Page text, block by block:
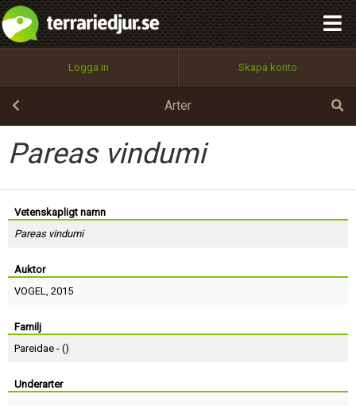
Logga in Skapa konto
Arter
Pareas vindumi
Vetenskapligt namn
Pareas vindumi
Auktor
VOGEL, 2015
Familj
Pareidae - ()
Underarter
Utför
100%
OK
integritetspolicy
Namn:
Epost:
Lösenord:
Terms of Service
Begär nytt lösenord
Tillbaka till förstasidan